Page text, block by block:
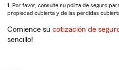
1. Por favor, consulte su póliza de seguro
propiedad cubierta y de las pérdidas
Comience su cotización de
sencillo!